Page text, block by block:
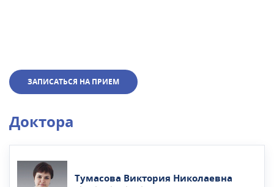
ЗАПИСАТЬСЯ НА ПРИЕМ
Доктора
Тумасова Виктория Николаевна